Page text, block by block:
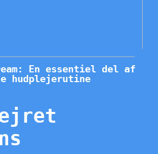
En essentiel del af
hudplejerutine